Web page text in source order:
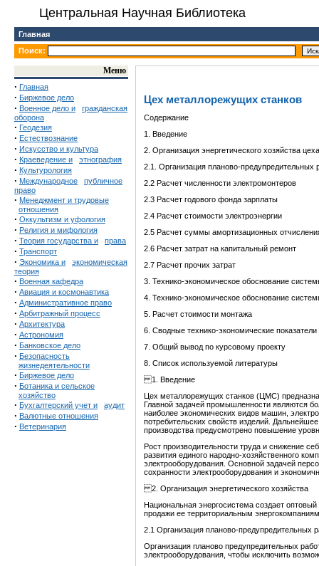
Центральная Научная Библиотека
Главная
Поиск:
Меню
· Главная
· Биржевое дело
· Военное дело и
гражданская
оборона
· Геодезия
· Естествознание
· Искусство и культура
· Краеведение и этнография
· Культурология
· Международное
публичное
право
· Менеджмент и трудовые
отношения
· Оккультизм и уфология
· Религия и мифология
· Теория государства и права
· Транспорт
· Экономика и
экономическая
теория
· Военная кафедра
· Авиация и космонавтика
· Административное право
· Арбитражный процесс
· Архитектура
· Астрономия
· Банковское дело
· Безопасность
жизнедеятельности
· Биржевое дело
· Ботаника и сельское
хозяйство
· Бухгалтерский учет и аудит
· Валютные отношения
· Ветеринария
Цех металлорежущих станков
Содержание
1. Введение
2. Организация энергетического хозяйства цеха
2.1. Организация планово-предупредительных
2.2 Расчет численности электромонтеров
2.3 Расчет годового фонда зарплаты
2.4 Расчет стоимости электроэнергии
2.5 Расчет суммы амортизационных
2.6 Расчет затрат на капитальный ремонт
2.7 Расчет прочих затрат
3. Технико-экономическое обоснование
4. Технико-экономическое обоснование
5. Расчет стоимости монтажа
6. Сводные технико-экономические показатели
7. Общий вывод по курсовому проекту
8. Список используемой литературы
1. Введение
Цех металлорежущих станков (ЦМС)
Главной задачей промышленности являются
наиболее экономических видов машин,
потребительских свойств изделий.
производства предусмотрено повышение
Рост производительности труда и снижение
развития единого народно-хозяйственного
электрооборудования. Основной задачей
сохранности электрооборудования и
2. Организация энергетического хозяйства
Национальная энергосистема создает
продажи ее территориальным
2.1 Организация планово-предупредительных
Организация планово предупредительных
электрооборудования, чтобы исключить